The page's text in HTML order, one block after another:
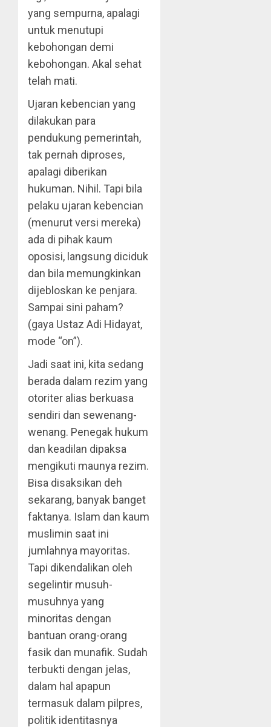
yang sempurna, apalagi
untuk menutupi
kebohongan demi
kebohongan. Akal sehat
telah mati.
Ujaran kebencian yang
dilakukan para
pendukung pemerintah,
tak pernah diproses,
apalagi diberikan
hukuman. Nihil. Tapi bila
pelaku ujaran kebencian
(menurut versi mereka)
ada di pihak kaum
oposisi, langsung diciduk
dan bila memungkinkan
dijebloskan ke penjara.
Sampai sini paham?
(gaya Ustaz Adi Hidayat,
mode “on”).
Jadi saat ini, kita sedang
berada dalam rezim yang
otoriter alias berkuasa
sendiri dan sewenang-
wenang. Penegak hukum
dan keadilan dipaksa
mengikuti maunya rezim.
Bisa disaksikan deh
sekarang, banyak banget
faktanya. Islam dan kaum
muslimin saat ini
jumlahnya mayoritas.
Tapi dikendalikan oleh
segelintir musuh-
musuhnya yang
minoritas dengan
bantuan orang-orang
fasik dan munafik. Sudah
terbukti dengan jelas,
dalam hal apapun
termasuk dalam pilpres,
politik identitasnya